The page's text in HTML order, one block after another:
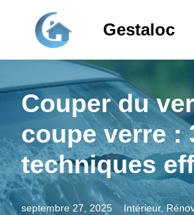
Gestaloc
Couper du
coupe verre :
techniques
septembre 27, 2025 Intérieur,